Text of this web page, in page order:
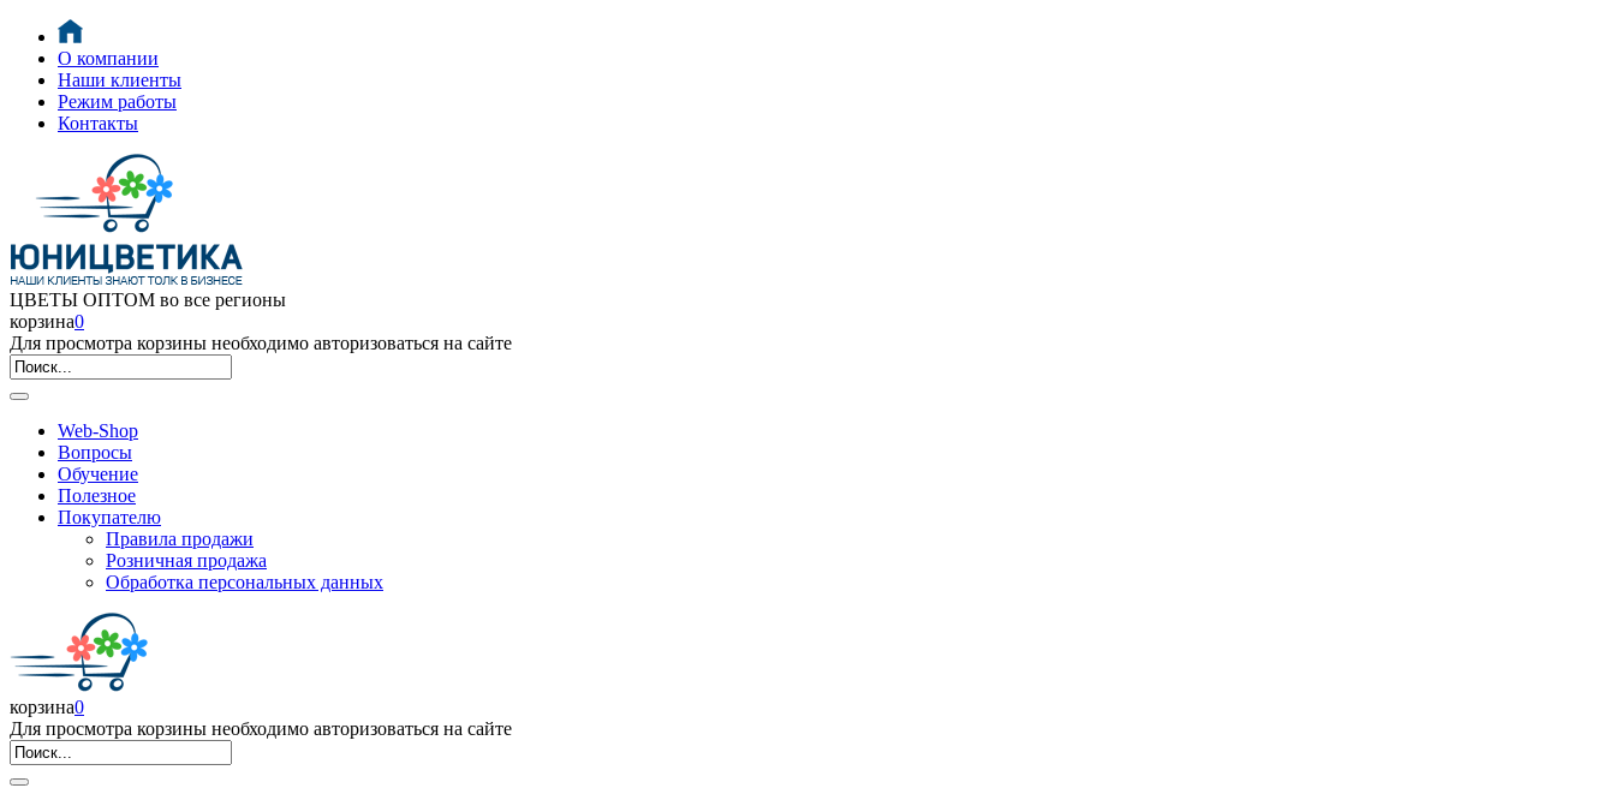
О компании
Наши клиенты
Режим работы
Контакты
ЦВЕТЫ ОПТОМ во все регионы
корзина0
Для просмотра корзины необходимо авторизоваться на сайте
Web-Shop
Вопросы
Обучение
Полезное
Покупателю
Правила продажи
Розничная продажа
Обработка персональных данных
корзина0
Для просмотра корзины необходимо авторизоваться на сайте